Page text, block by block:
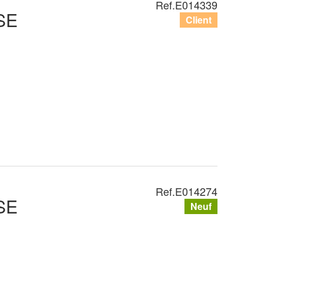
Ref.E014339
Client
Ref.E014274
Neuf